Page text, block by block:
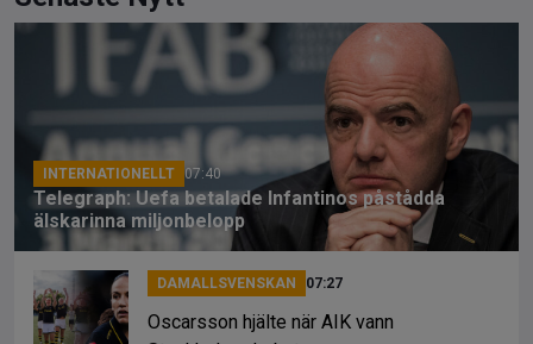
b
o
o
k
d
s
Li
n
k
INTERNATIONELLT 07:40
Telegraph: Uefa betalade Infantinos påstådda
älskarinna miljonbelopp
DAMALLSVENSKAN 07:27
Oscarsson hjälte när AIK vann